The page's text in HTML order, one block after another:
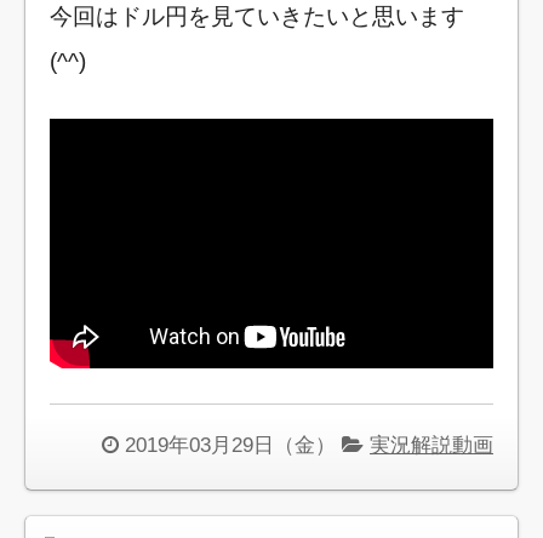
今回はドル円を見ていきたいと思います
(^^)
2019年03月29日（金） 実況解説動画